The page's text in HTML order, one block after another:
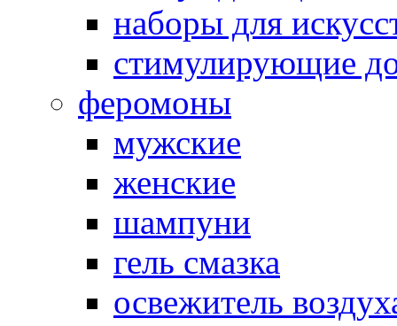
наборы для
стимулирующие
феромоны
мужские
женские
шампуни
гель смазка
освежитель